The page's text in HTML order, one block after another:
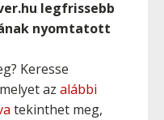
legfrissebb
nyomtatott
Keresse
az alábbi
tekinthet meg,